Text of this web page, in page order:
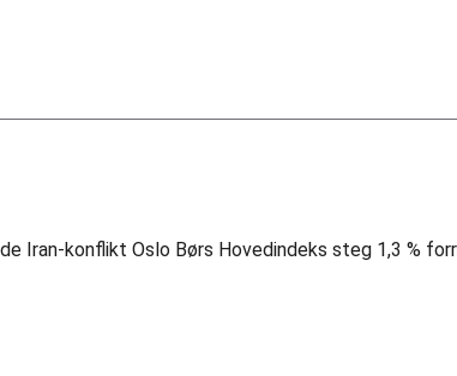
Iran-konflikt Oslo Børs Hovedindeks steg 1,3 %